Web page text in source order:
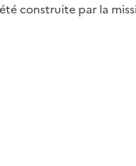
construite par la